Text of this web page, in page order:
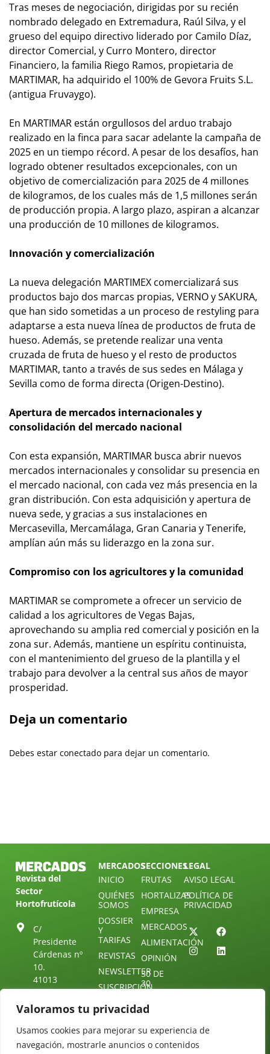
Valoramos tu privacidad
Usamos cookies para mejorar su experiencia de
navegación, mostrarle anuncios o contenidos
Tras meses de negociación, dirigidas por su recién
nombrado delegado en Extremadura, Raúl Silva, y el
grueso del equipo directivo liderado por Camilo Díaz,
director Comercial, y Curro Montero, director
Financiero, la familia Riego Ramos, propietaria de
MARTIMAR, ha adquirido el 100% de Gevora Fruits S.L.
(antigua Fruvaygo).
En MARTIMAR están orgullosos del arduo trabajo
realizado en la finca para sacar adelante la campaña de
2025 en un tiempo récord. A pesar de los desafíos, han
logrado obtener resultados excepcionales, con un
objetivo de comercialización para 2025 de 4 millones
de kilogramos, de los cuales más de 1,5 millones serán
de producción propia. A largo plazo, aspiran a alcanzar
una producción de 10 millones de kilogramos.
Innovación y comercialización
La nueva delegación MARTIMEX comercializará sus
productos bajo dos marcas propias, VERNO y SAKURA,
que han sido sometidas a un proceso de restyling para
adaptarse a esta nueva línea de productos de fruta de
hueso. Además, se pretende realizar una venta
cruzada de fruta de hueso y el resto de productos
MARTIMAR, tanto a través de sus sedes en Málaga y
Sevilla como de forma directa (Origen-Destino).
Apertura de mercados internacionales y
consolidación del mercado nacional
Con esta expansión, MARTIMAR busca abrir nuevos
mercados internacionales y consolidar su presencia en
el mercado nacional, con cada vez más presencia en la
gran distribución. Con esta adquisición y apertura de
nueva sede, y gracias a sus instalaciones en
Mercasevilla, Mercamálaga, Gran Canaria y Tenerife,
amplían aún más su liderazgo en la zona sur.
Compromiso con los agricultores y la comunidad
MARTIMAR se compromete a ofrecer un servicio de
calidad a los agricultores de Vegas Bajas,
aprovechando su amplia red comercial y posición en la
zona sur. Además, mantiene un espíritu continuista,
con el mantenimiento del grueso de la plantilla y el
trabajo para devolver a la central sus años de mayor
prosperidad.
Deja un comentario
Debes estar conectado para dejar un comentario.
Revista del
Sector
Hortofrutícola
C/
Presidente
Cárdenas nº
10.
41013
Sevilla.
ESPAÑA
25 88 51
MERCADOS
INICIO
QUIÉNES
SOMOS
DOSSIER
Y
TARIFAS
REVISTAS
NEWSLETTER
SUSCRIPCIÓN
ÚNETE A
NUESTRO
CONTACTO
SECCIONES
FRUTAS
HORTALIZAS
EMPRESA
MERCADOS
ALIMENTACIÓN
OPINIÓN
30 DE
30
LEGAL
AVISO LEGAL
POLÍTICA DE
PRIVACIDAD